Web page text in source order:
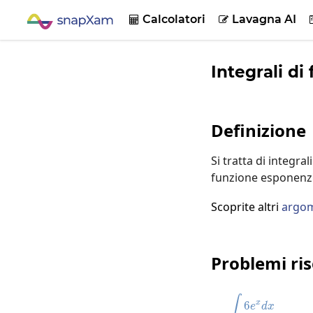
 Calcolatori  Lavagna AI
Integrali di
Definizione
Si tratta di
funzione
Scoprite altri
Problemi
\int6e^xdx
∫ 6ex dx